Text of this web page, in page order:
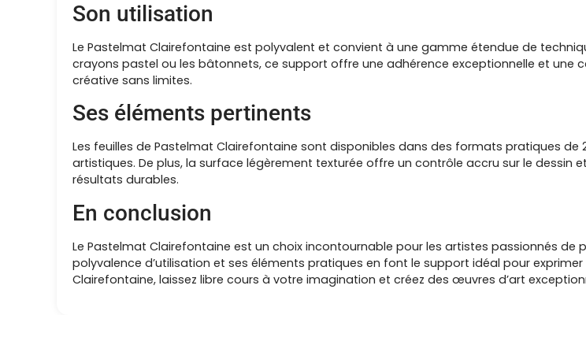
Son utilisation
Le Pastelmat Clairefontaine est polyvalent et convient à une gamme étendue de
crayons pastel ou les bâtonnets, ce support offre une adhérence exceptionnelle et
créative sans limites.
Ses éléments pertinents
Les feuilles de Pastelmat Clairefontaine sont disponibles dans des formats pratiques
artistiques. De plus, la surface légèrement texturée offre un contrôle accru sur le dessin
résultats durables.
En conclusion
Le Pastelmat Clairefontaine est un choix incontournable pour les artistes passionnés
polyvalence d’utilisation et ses éléments pratiques en font le support idéal pour
Clairefontaine, laissez libre cours à votre imagination et créez des œuvres d’art